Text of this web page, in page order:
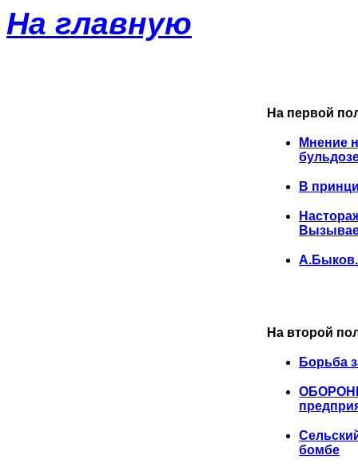
На главную
На первой
Мнение
В
А.Быков.
На второй
Борьба
бомбе